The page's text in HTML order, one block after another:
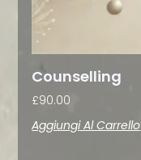
Counselling
£90.00
Aggiungi Al Carrello